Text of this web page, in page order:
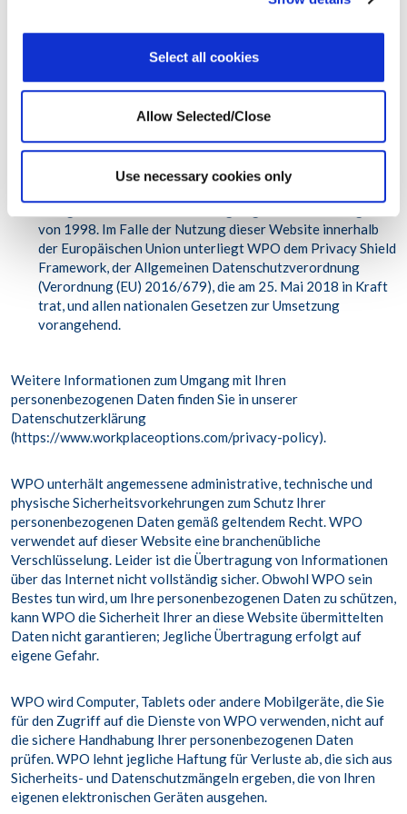
Select all cookies
Allow Selected/Close
Use necessary cookies only
8. Datenschutzhinweis. Was ist
Informationsschutz?
WPO verpflichtet sich zum Schutz aller personenbezogenen
und privaten Informationen in Übereinstimmung mit allen
einschließlich, aber nicht beschränkt auf alle Standards, die
in den Vereinigten Staaten unter dem Health Insurance
von 1998. Im Falle der Nutzung dieser Website innerhalb
der Europäischen Union unterliegt WPO dem Privacy Shield
Framework, der Allgemeinen Datenschutzverordnung
(Verordnung (EU) 2016/679), die am 25. Mai 2018 in Kraft
trat, und allen nationalen Gesetzen zur Umsetzung
vorangehend.
Weitere Informationen zum Umgang mit Ihren
personenbezogenen Daten finden Sie in unserer
Datenschutzerklärung
(https://www.workplaceoptions.com/privacy-policy).
WPO unterhält angemessene administrative, technische und
physische Sicherheitsvorkehrungen zum Schutz Ihrer
personenbezogenen Daten gemäß geltendem Recht. WPO
verwendet auf dieser Website eine branchenübliche
Verschlüsselung. Leider ist die Übertragung von Informationen
über das Internet nicht vollständig sicher. Obwohl WPO sein
Bestes tun wird, um Ihre personenbezogenen Daten zu schützen,
kann WPO die Sicherheit Ihrer an diese Website übermittelten
Daten nicht garantieren; Jegliche Übertragung erfolgt auf
eigene Gefahr.
WPO wird Computer, Tablets oder andere Mobilgeräte, die Sie
für den Zugriff auf die Dienste von WPO verwenden, nicht auf
die sichere Handhabung Ihrer personenbezogenen Daten
prüfen. WPO lehnt jegliche Haftung für Verluste ab, die sich aus
Sicherheits- und Datenschutzmängeln ergeben, die von Ihren
eigenen elektronischen Geräten ausgehen.